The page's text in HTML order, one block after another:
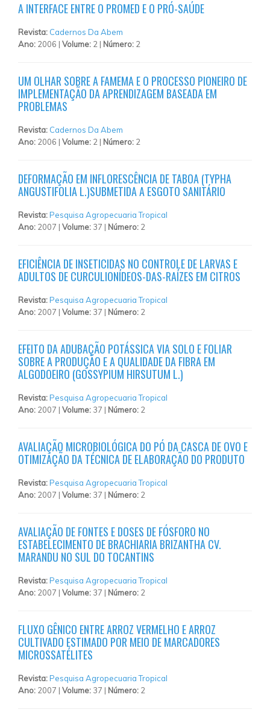
A INTERFACE ENTRE O PROMED E O PRÓ-SAÚDE
Revista: Cadernos Da Abem
Ano: 2006 | Volume: 2 | Número: 2
UM OLHAR SOBRE A FAMEMA E O PROCESSO PIONEIRO DE
IMPLEMENTAÇÃO DA APRENDIZAGEM BASEADA EM
PROBLEMAS
Revista: Cadernos Da Abem
Ano: 2006 | Volume: 2 | Número: 2
DEFORMAÇÃO EM INFLORESCÊNCIA DE TABOA (TYPHA
ANGUSTIFOLIA L.)SUBMETIDA A ESGOTO SANITÁRIO
Revista:Pesquisa Agropecuaria Tropical
Ano: 2007 | Volume: 37 | Número: 2
EFICIÊNCIA DE INSETICIDAS NO CONTROLE DE LARVAS E
ADULTOS DE CURCULIONÍDEOS-DAS-RAÍZES EM CITROS
Revista:Pesquisa Agropecuaria Tropical
Ano: 2007 | Volume: 37 | Número: 2
EFEITO DA ADUBAÇÃO POTÁSSICA VIA SOLO E FOLIAR
SOBRE A PRODUÇÃO E A QUALIDADE DA FIBRA EM
ALGODOEIRO (GOSSYPIUM HIRSUTUM L.)
Revista:Pesquisa Agropecuaria Tropical
Ano: 2007 | Volume: 37 | Número: 2
AVALIAÇÃO MICROBIOLÓGICA DO PÓ DA CASCA DE OVO E
OTIMIZAÇÃO DA TÉCNICA DE ELABORAÇÃO DO PRODUTO
Revista:Pesquisa Agropecuaria Tropical
Ano: 2007 | Volume: 37 | Número: 2
AVALIAÇÃO DE FONTES E DOSES DE FÓSFORO NO
ESTABELECIMENTO DE BRACHIARIA BRIZANTHA CV.
MARANDU NO SUL DO TOCANTINS
Revista:Pesquisa Agropecuaria Tropical
Ano: 2007 | Volume: 37 | Número: 2
FLUXO GÊNICO ENTRE ARROZ VERMELHO E ARROZ
CULTIVADO ESTIMADO POR MEIO DE MARCADORES
MICROSSATÉLITES
Revista:Pesquisa Agropecuaria Tropical
Ano: 2007 | Volume: 37 | Número: 2